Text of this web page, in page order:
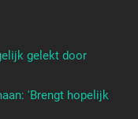
gelekt door
'Brengt hopelijk